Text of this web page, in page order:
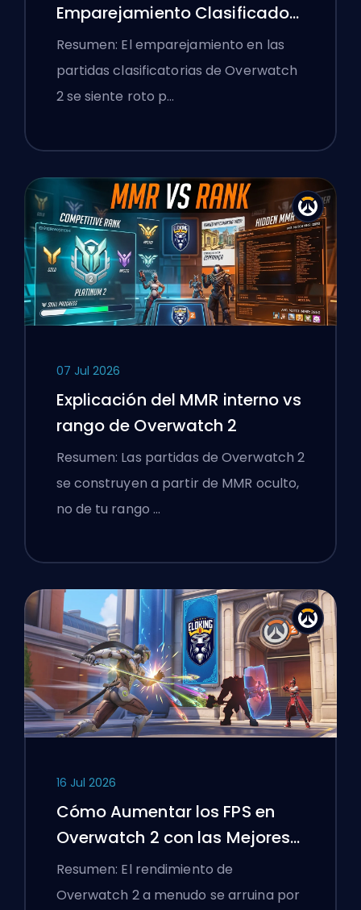
Emparejamiento Clasificado
de Overwatch 2 y los Lobbies
Aplastantes
Resumen: El emparejamiento en las
partidas clasificatorias de Overwatch
2 se siente roto p…
07 Jul 2026
Explicación del MMR interno vs
rango de Overwatch 2
Resumen: Las partidas de Overwatch 2
se construyen a partir de MMR oculto,
no de tu rango …
16 Jul 2026
Cómo Aumentar los FPS en
Overwatch 2 con las Mejores
Configuraciones
Resumen: El rendimiento de
Overwatch 2 a menudo se arruina por